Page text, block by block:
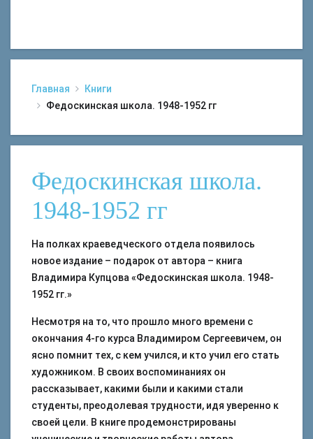
Главная
Книги
Федоскинская школа. 1948-1952 гг
Федоскинская школа.
1948-1952 гг
На полках краеведческого отдела появилось
новое издание – подарок от автора – книга
Владимира Купцова «Федоскинская школа. 1948-
1952 гг.»
Несмотря на то, что прошло много времени с
окончания 4-го курса Владимиром Сергеевичем, он
ясно помнит тех, с кем учился, и кто учил его стать
художником. В своих воспоминаниях он
рассказывает, какими были и какими стали
студенты, преодолевая трудности, идя уверенно к
своей цели. В книге продемонстрированы